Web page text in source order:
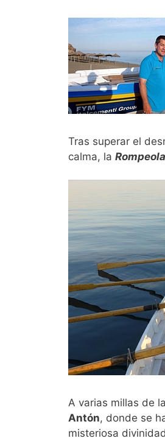
Tras superar el
calma, la Rompeola
A varias millas de
Antón, donde se
misteriosa